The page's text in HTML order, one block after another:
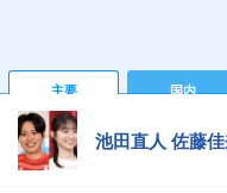
主要 国内
池田直人 佐藤